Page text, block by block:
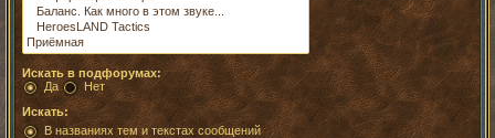
Искать в подфорумах:
Да
Нет
Искать:
В названиях тем и текстах сообщений